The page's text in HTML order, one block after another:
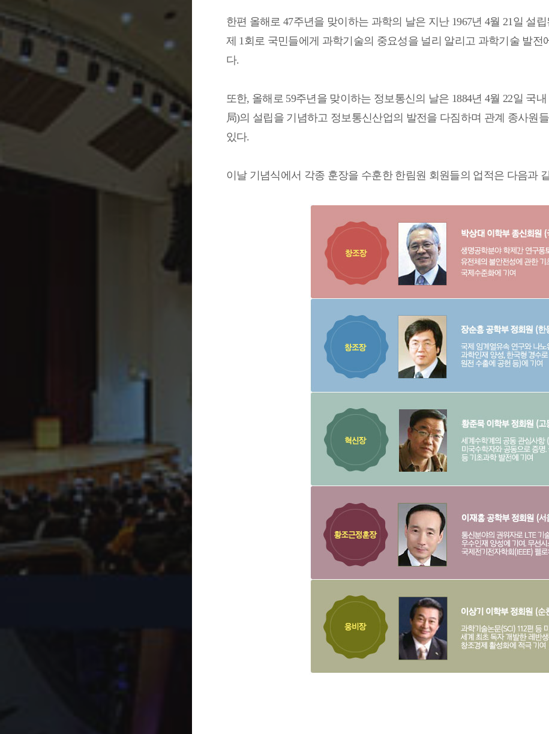
한편 올해로 47주년을 맞이하는 과학의 날은 지난 1967년 4월 21일 설
제 1회로 국민들에게 과학기술의 중요성을 널리 알리고 과학기술 발
다.
또한, 올해로 59주년을 맞이하는 정보통신의 날은 1884년 4월 22일 국
局)의 설립을 기념하고 정보통신산업의 발전을 다짐하며 관계 종사원
있다.
이날 기념식에서 각종 훈장을 수훈한 한림원 회원들의 업적은 다음과